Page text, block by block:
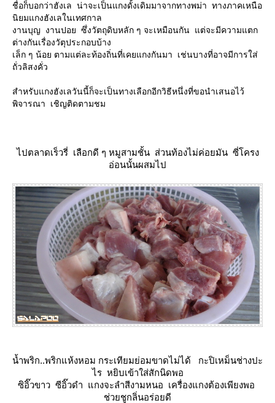
ชื่อก็บอกว่าฮังเล น่าจะเป็นแกงดั้งเดิมมาจากทางพม่า ทางภาคเหนือ
นิยมแกงฮังเลในเทศกาล
งานบุญ งานปอย ซึ่งวัตถุดิบหลัก ๆ จะเหมือนกัน แต่จะมีความแตก
ต่างกันเรื่องวัตุประกอบบ้าง
เล็ก ๆ น้อย ตามแต่ละท้องถิ่นที่เคยแกงกันมา เช่นบางที่อาจมีการใส่
ถั่วลิสงคั่ว
สำหรับแกงฮังเลวันนี้ก็จะเป็นทางเลือกอีกวิธีหนึ่งที่ขอนำเสนอไว้
พิจารณา เชิญติดตามชม
ไปตลาดเร็วรี่ เลือกดี ๆ หมูสามชั้น ส่วนท้องไม่ค่อยมัน ซี่โครง
อ่อนนั้นผสมไป
น้ำพริก..พริกแห้งหอม กระเทียมย่อมขาดไม่ได้ กะปิเหม็นช่างปะ
ไร หยิบเข้าใส่สักนิดพอ
ซิอิ๊วขาว ซีอิ๊วดำ แกงจะลำสีงามหนอ เครื่องแกงต้องเพียงพอ
ช่วยชูกลิ่นอร่อยดี